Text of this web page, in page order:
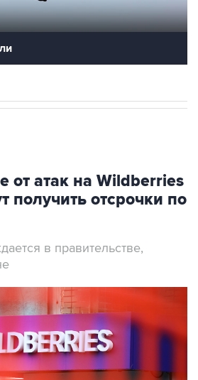
от атак на Wildberries
получить отсрочки по
в правительстве,